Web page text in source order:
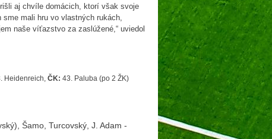
aj chvíle domácich, ktorí však svoje
mali hru vo vlastných rukách,
naše víťazstvo za zaslúžené,“ uviedol
Heidenreich, ČK: 43. Paluba (po 2 ŽK)
Šamo, Turcovský, J. Adam -